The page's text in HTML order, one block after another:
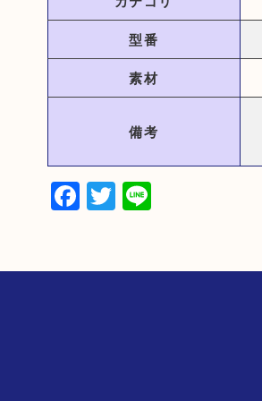
型番
素材
備考
Facebook
Twitter
Line